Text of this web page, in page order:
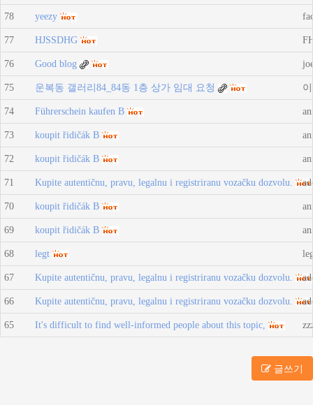
78 yeezy
77 HJSSDHG
76 Good blog
75 운복동 갤러리84_84동 1층 상가 임대 요청
74 Führerschein kaufen B
73 koupit řidičák B
72 koupit řidičák B
71 Kupite autentičnu, pravu, legalnu i registriranu vozačku dozvolu.
70 koupit řidičák B
69 koupit řidičák B
68 legt
67 Kupite autentičnu, pravu, legalnu i registriranu vozačku dozvolu.
66 Kupite autentičnu, pravu, legalnu i registriranu vozačku dozvolu.
65 It's difficult to find well-informed people about this topic,
글쓰기